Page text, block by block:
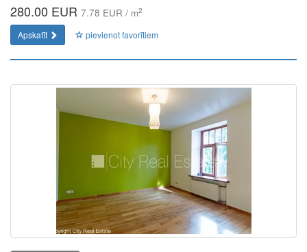
280.00 EUR 7.78 EUR / m2
Apskatīt pievienot favorītiem